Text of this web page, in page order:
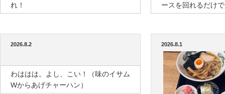
れ！
ースを回れるだけ
2026.8.2
わははは。よし、こい！（味のイサム
Wからあげチャーハン）
2026.8.1